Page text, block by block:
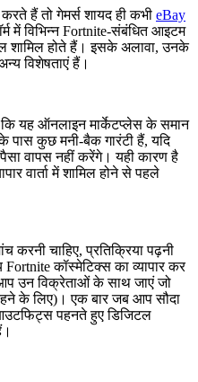
हैं तो गेमर्स शायद ही कभी eBay
में विभिन्न Fortnite-संबंधित आइटम
शामिल होते हैं। इसके अलावा, उनके
विशेषताएं हैं।
यह ऑनलाइन मार्केटप्लेस के समान
पास कुछ मनी-बैक गारंटी हैं, यदि
वापस नहीं करेंगे। यही कारण है
वार्ता में शामिल होने से पहले
चाहिए, प्रतिक्रिया पढ़नी
कॉस्मेटिक्स का व्यापार कर
उन विक्रेताओं के साथ जाएं जो
के लिए)। एक बार जब आप सौदा
पहनते हुए डिजिटल